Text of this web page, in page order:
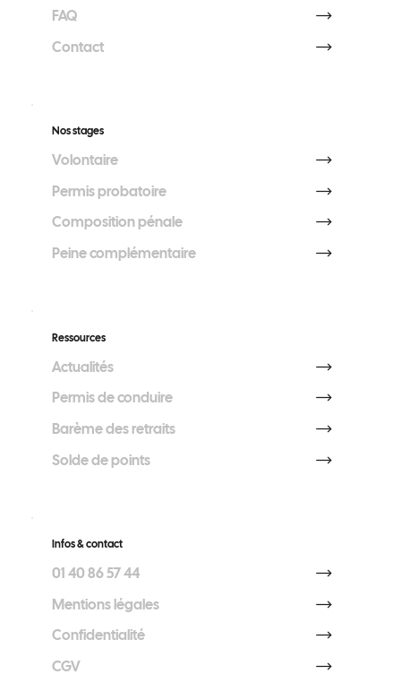
Ressources
Actualités
Permis de conduire
Barème des retraits
Solde de points
Nos stages
Volontaire
Permis probatoire
Composition pénale
Peine complémentaire
Infos & contact
01 40 86 57 44
Mentions légales
Confidentialité
CGV
FAQ
Contact